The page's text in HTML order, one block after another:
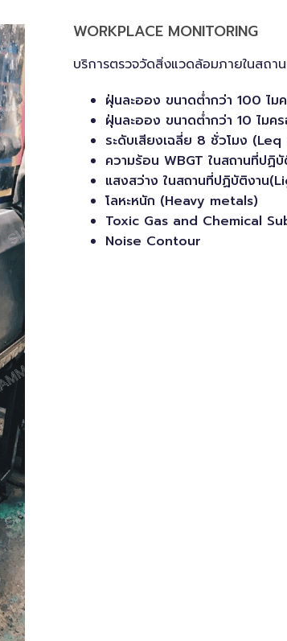
WORKPLACE MONITORING
บริการตรวจวัดสิ่งแวดล้อมภายในสถา
ฝุ่นละออง ขนาดต่ำกว่า 100 ไ
ฝุ่นละออง ขนาดต่ำกว่า 10 ไม
ระดับเสียงเฉลี่ย 8 ชั่วโมง
ความร้อน WBGT ในสถานที่ปฏิ
แสงสว่าง ในสถานที่ปฏิบัติงาน
โลหะหนัก (Heavy metals)
Toxic Gas and Chemical
Noise Contour